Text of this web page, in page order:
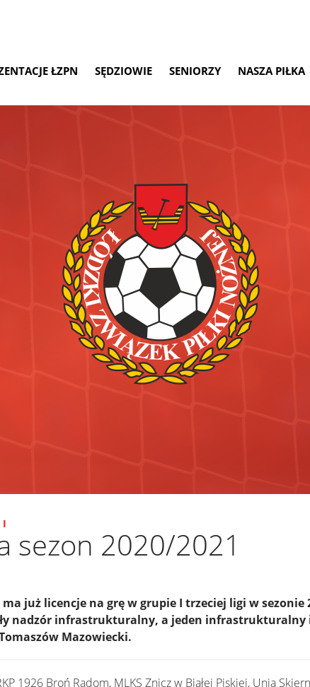
ŁZPN SĘDZIOWIE SENIORZY NASZA PIŁKA
I
sezon 2020/2021
już licencje na grę w grupie I trzeciej ligi w sezonie
nadzór infrastrukturalny, a jeden infrastrukturalny
Mazowiecki.
1926 Broń Radom, MLKS Znicz w Białej Piskiej, Unia